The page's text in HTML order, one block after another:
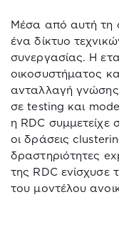
Μέσα από αυτή τη
ένα δίκτυο
συνεργασίας. Η
οικοσυστήματος
ανταλλαγή
σεtesting και
η RDC συμμετείχε
οι δράσεις
δραστηριότητες
της RDCενίσχυσε
του μοντέλου